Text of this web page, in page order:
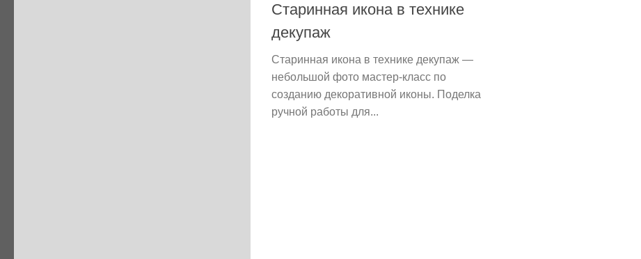
Старинная икона в технике
декупаж
Старинная икона в технике декупаж —
небольшой фото мастер-класс по
созданию декоративной иконы. Поделка
ручной работы для...